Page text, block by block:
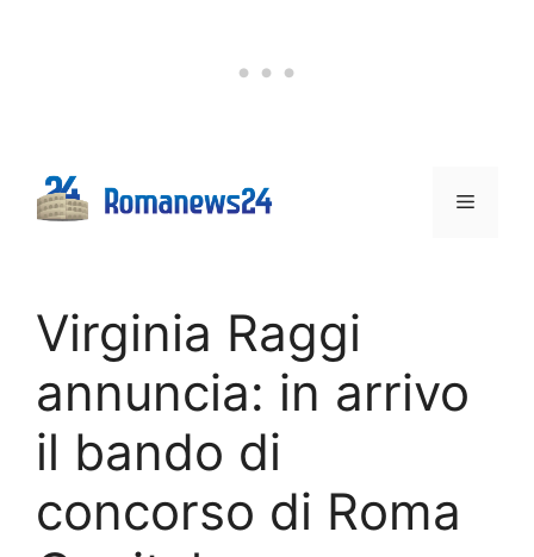
Menu
Virginia Raggi
annuncia: in arrivo
il bando di
concorso di Roma